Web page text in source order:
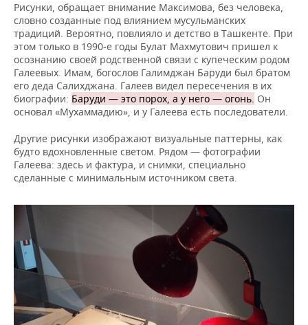
Рисунки, обращает внимание Максимова, без человека,
словно созданные под влиянием мусульманских
традиций. Вероятно, повлияло и детство в Ташкенте. При
этом только в 1990-е годы Булат Махмутович пришел к
осознанию своей родственной связи с купеческим родом
Галеевых. Имам, богослов Галимджан Баруди был братом
его деда Салихджана. Галеев видел пересечения в их
биографии: Баруди — это порох, а у него — огонь. Он
основал «Мухаммадию», и у Галеева есть последователи.
Другие рисунки изображают визуальные паттерны, как
будто вдохновленные светом. Рядом — фотографии
Галеева: здесь и фактура, и снимки, специально
сделанные с минимальным источником света.